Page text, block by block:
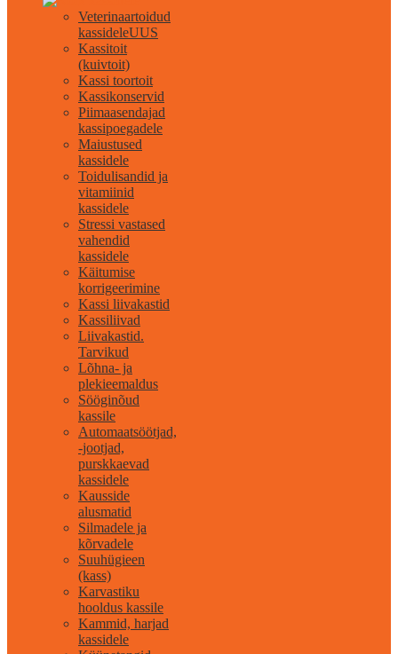
Veterinaartoidud
kassideleUUS
Kassitoit
(kuivtoit)
Kassi toortoit
Kassikonservid
Piimaasendajad
kassipoegadele
Maiustused
kassidele
Toidulisandid ja
vitamiinid
kassidele
Stressi vastased
vahendid
kassidele
Käitumise
korrigeerimine
Kassi liivakastid
Kassiliivad
Liivakastid.
Tarvikud
Lõhna- ja
plekieemaldus
Sööginõud
kassile
Automaatsöötjad,
-jootjad,
purskkaevad
kassidele
Kausside
alusmatid
Silmadele ja
kõrvadele
Suuhügieen
(kass)
Karvastiku
hooldus kassile
Kammid, harjad
kassidele